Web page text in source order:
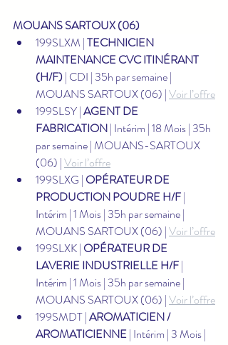
MOUANS SARTOUX (06)
199SLXM | TECHNICIEN
MAINTENANCE CVC ITINÉRANT
(H/F) | CDI | 35h par semaine |
MOUANS SARTOUX (06) | Voir l’offre
199SLSY | AGENT DE
FABRICATION | Intérim | 18 Mois | 35h
par semaine | MOUANS-SARTOUX
(06) | Voir l’offre
199SLXG | OPÉRATEUR DE
PRODUCTION POUDRE H/F |
Intérim | 1 Mois | 35h par semaine |
MOUANS SARTOUX (06) | Voir l’offre
199SLXK | OPÉRATEUR DE
LAVERIE INDUSTRIELLE H/F |
Intérim | 1 Mois | 35h par semaine |
MOUANS SARTOUX (06) | Voir l’offre
199SMDT | AROMATICIEN /
AROMATICIENNE | Intérim | 3 Mois |